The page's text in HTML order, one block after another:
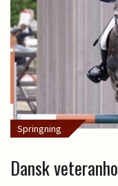
Springning
Dansk